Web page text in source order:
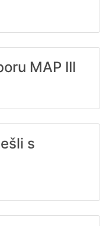
MAP III
s